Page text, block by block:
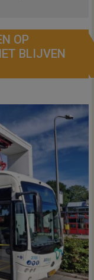
OP
BLIJVEN